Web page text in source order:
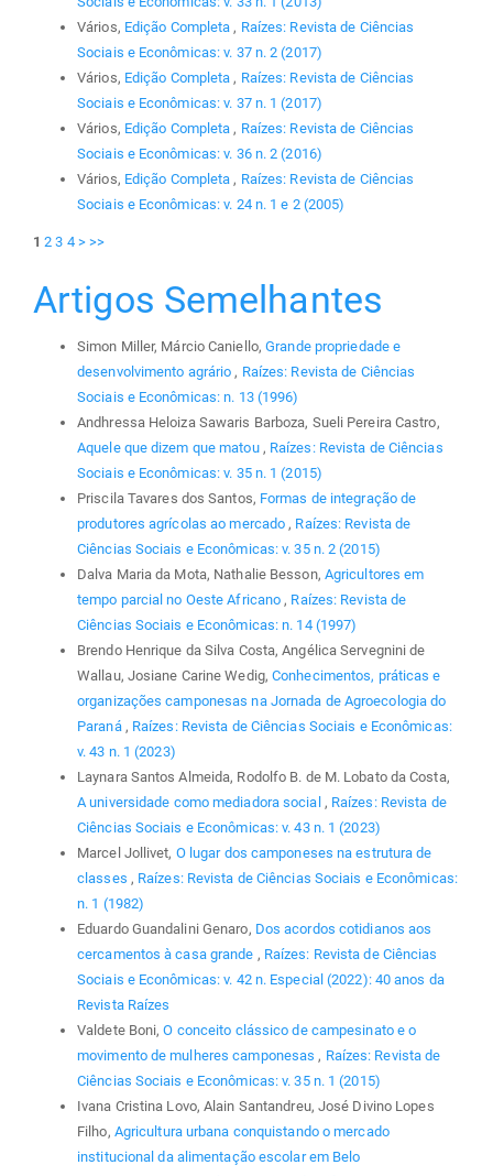
Vários, Edição Completa , Raízes: Revista de Ciências
Sociais e Econômicas: v. 37 n. 2 (2017)
Vários, Edição Completa , Raízes: Revista de Ciências
Sociais e Econômicas: v. 37 n. 1 (2017)
Vários, Edição Completa , Raízes: Revista de Ciências
Sociais e Econômicas: v. 36 n. 2 (2016)
Vários, Edição Completa , Raízes: Revista de Ciências
Sociais e Econômicas: v. 24 n. 1 e 2 (2005)
1 2 3 4 > >>
Artigos Semelhantes
Simon Miller, Márcio Caniello,Grande propriedade e
desenvolvimento agrário , Raízes: Revista de Ciências
Sociais e Econômicas: n. 13 (1996)
Andhressa Heloiza Sawaris Barboza, Sueli Pereira Castro,
Aquele que dizem que matou , Raízes: Revista de Ciências
Sociais e Econômicas: v. 35 n. 1 (2015)
Priscila Tavares dos Santos, Formas de integração de
produtores agrícolas ao mercado , Raízes: Revista de
Ciências Sociais e Econômicas: v. 35 n. 2 (2015)
Dalva Maria da Mota, Nathalie Besson, Agricultores em
tempo parcial no Oeste Africano , Raízes: Revista de
Ciências Sociais e Econômicas: n. 14 (1997)
Brendo Henrique da Silva Costa, Angélica Servegnini de
Wallau, Josiane Carine Wedig,Conhecimentos, práticas e
organizações camponesas na Jornada de Agroecologia do
Paraná , Raízes: Revista de Ciências Sociais e Econômicas:
v. 43 n. 1 (2023)
Laynara Santos Almeida, Rodolfo B. de M. Lobato da Costa,
A universidade como mediadora social , Raízes: Revista de
Ciências Sociais e Econômicas: v. 43 n. 1 (2023)
Marcel Jollivet, O lugar dos camponeses na estrutura de
classes , Raízes: Revista de Ciências Sociais e Econômicas:
n. 1 (1982)
Eduardo Guandalini Genaro, Dos acordos cotidianos aos
cercamentos à casa grande , Raízes: Revista de Ciências
Sociais e Econômicas: v. 42 n. Especial (2022): 40 anos da
Revista Raízes
Valdete Boni,O conceito clássico de campesinato e o
movimento de mulheres camponesas , Raízes: Revista de
Ciências Sociais e Econômicas: v. 35 n. 1 (2015)
Ivana Cristina Lovo, Alain Santandreu, José Divino Lopes
Filho, Agricultura urbana conquistando o mercado
institucional da alimentação escolar em Belo